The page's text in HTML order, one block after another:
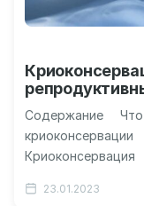
Содержание
23.01.2023